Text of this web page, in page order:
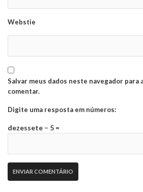
Webstie
Salvar meus dados neste navegador para
comentar.
Digite uma resposta em números:
dezessete − 5 =